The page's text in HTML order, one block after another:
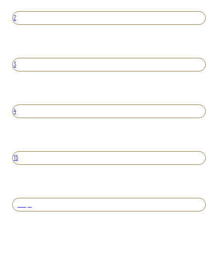
2
3
4
15